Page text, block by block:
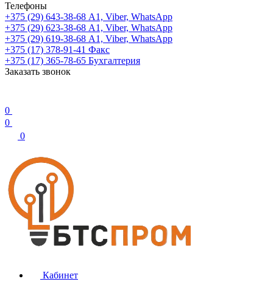
Телефоны
+375 (29) 643-38-68 А1, Viber, WhatsApp
+375 (29) 623-38-68 А1, Viber, WhatsApp
+375 (29) 619-38-68 А1, Viber, WhatsApp
+375 (17) 378-91-41 Факс
+375 (17) 365-78-65 Бухгалтерия
Заказать звонок
0
0
0
Кабинет